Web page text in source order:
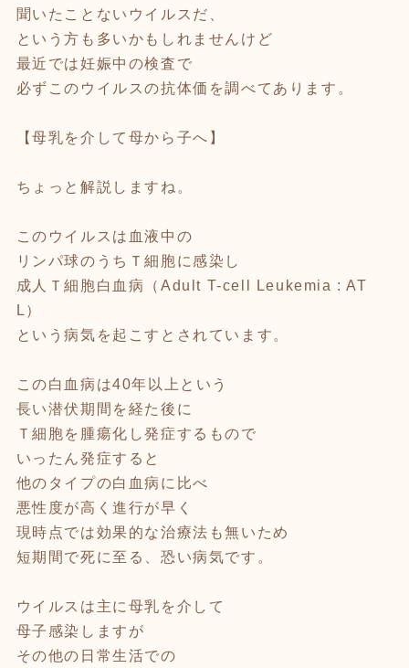
聞いたことないウイルスだ、
という方も多いかもしれませんけど
最近では妊娠中の検査で
必ずこのウイルスの抗体価を調べてあります。
【母乳を介して母から子へ】
ちょっと解説しますね。
このウイルスは血液中の
リンパ球のうちＴ細胞に感染し
成人Ｔ細胞白血病（Adult T-cell Leukemia : AT
L）
という病気を起こすとされています。
この白血病は40年以上という
長い潜伏期間を経た後に
Ｔ細胞を腫瘍化し発症するもので
いったん発症すると
他のタイプの白血病に比べ
悪性度が高く進行が早く
現時点では効果的な治療法も無いため
短期間で死に至る、恐い病気です。
ウイルスは主に母乳を介して
母子感染しますが
その他の日常生活での